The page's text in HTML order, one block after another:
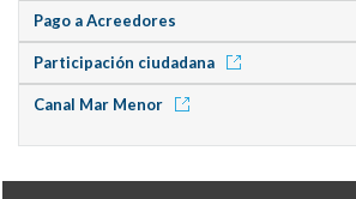
Pago a Acreedores
Participación ciudadana
Canal Mar Menor